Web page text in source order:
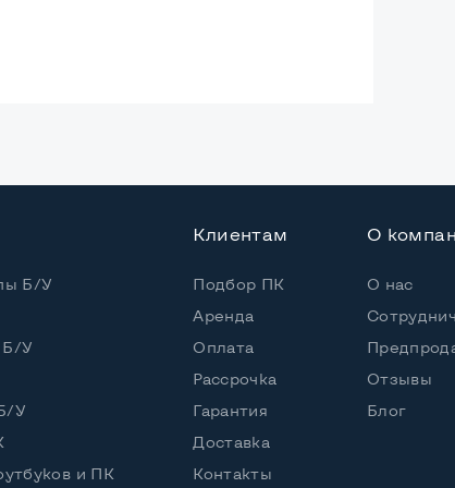
i3-2310M
4 потока
i3-2310M (2,10 GHz)
или HDD
Б/У
Б/У
У
и ПК
Клиентам
Подбор ПК
Аренда
Оплата
Рассрочка
Гарантия
Доставка
Контакты
О
О нас
Отзывы
Блог